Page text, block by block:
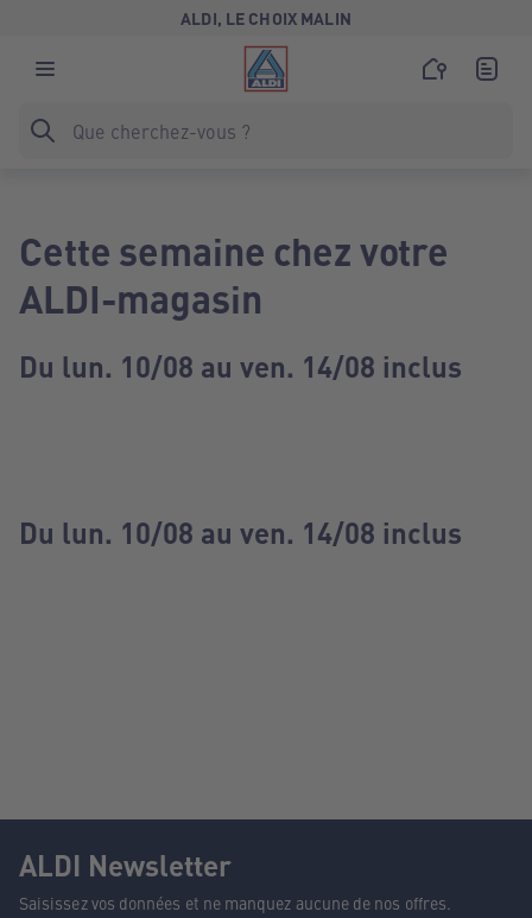
ALDI, LE CHOIX MALIN
Cette semaine chez votre
ALDI-magasin
Du lun. 10/08 au ven. 14/08 inclus
Du lun. 10/08 au ven. 14/08 inclus
ALDI Newsletter
Saisissez vos données et ne manquez aucune de nos offres.